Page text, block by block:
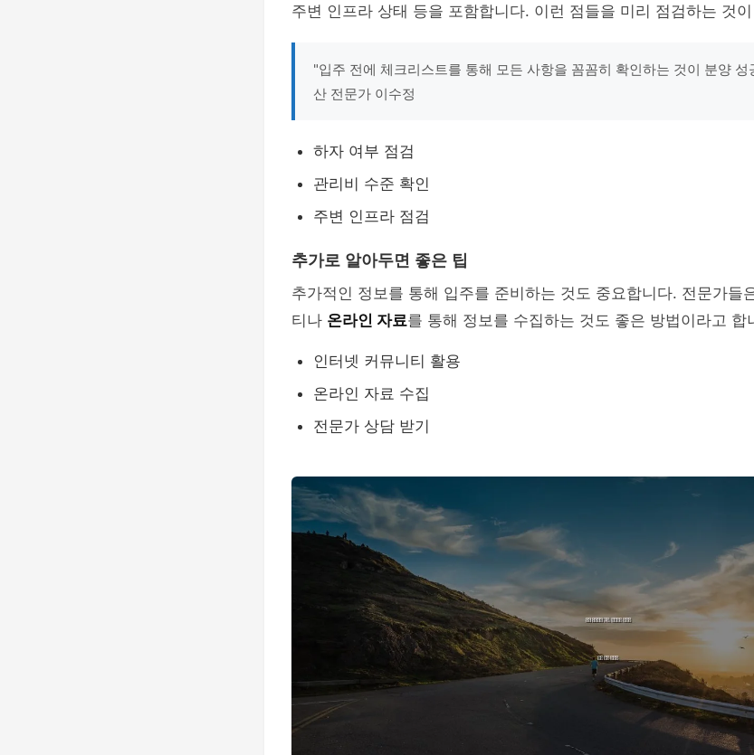
주변 인프라 상태 등을 포함합니다. 이런 점들을 미리 점검하는 것
"입주 전에 체크리스트를 통해 모든 사항을 꼼꼼히 확인하는 것이 분양
산 전문가 이수정
하자 여부 점검
관리비 수준 확인
주변 인프라 점검
추가로 알아두면 좋은 팁
추가적인 정보를 통해 입주를 준비하는 것도 중요합니다. 전문가들
티나 온라인 자료를 통해 정보를 수집하는 것도 좋은 방법이라고 합
인터넷 커뮤니티 활용
온라인 자료 수집
전문가 상담 받기